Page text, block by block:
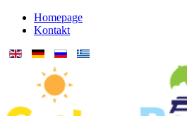
Homepage
Kontakt